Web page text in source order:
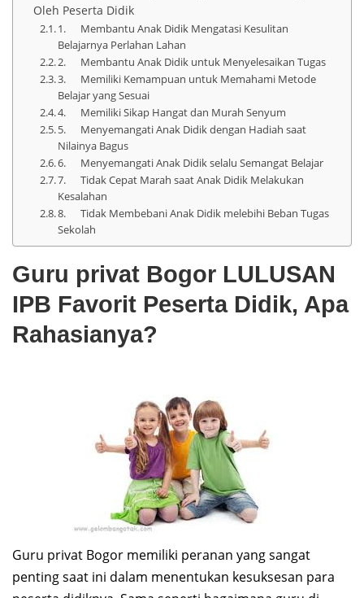
Oleh Peserta Didik
1. Membantu Anak Didik Mengatasi Kesulitan
Belajarnya Perlahan Lahan
2. Membantu Anak Didik untuk Menyelesaikan Tugas
3. Memiliki Kemampuan untuk Memahami Metode
Belajar yang Sesuai
4. Memiliki Sikap Hangat dan Murah Senyum
5. Menyemangati Anak Didik dengan Hadiah saat
Nilainya Bagus
6. Menyemangati Anak Didik selalu Semangat Belajar
7. Tidak Cepat Marah saat Anak Didik Melakukan
Kesalahan
8. Tidak Membebani Anak Didik melebihi Beban Tugas
Sekolah
Guru privat Bogor LULUSAN
IPB Favorit Peserta Didik, Apa
Rahasianya?
Guru privat Bogor memiliki peranan yang sangat
penting saat ini dalam menentukan kesuksesan para